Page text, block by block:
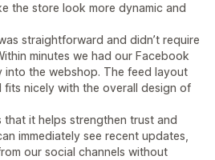
the store look more dynamic and
straightforward and didn’t require
minutes we had our Facebook
the webshop. The feed layout
fits nicely with the overall design of
that it helps strengthen trust and
immediately see recent updates,
our social channels without